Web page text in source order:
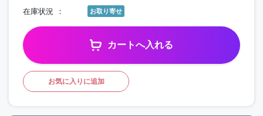
在庫状況 お取り寄せ
カートへ入れる
お気に入りに追加